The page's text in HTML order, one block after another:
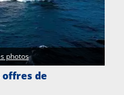
offres de
photos